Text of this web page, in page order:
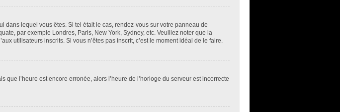
dans lequel vous êtes. Si tel était le cas, rendez-vous sur votre panneau de
par exemple Londres, Paris, New York, Sydney, etc. Veuillez noter que la
utilisateurs inscrits. Si vous n’êtes pas inscrit, c’est le moment idéal de le faire.
que l’heure est encore erronée, alors l’heure de l’horloge du serveur est incorrecte